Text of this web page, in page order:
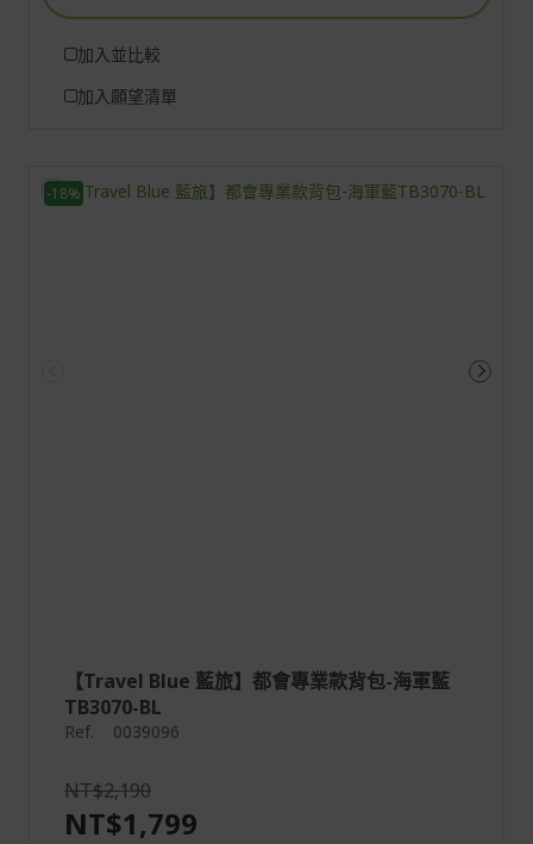
加入並比較
加入願望清單
-18%
【Travel Blue 藍旅】都會專業款背包-海軍藍
TB3070-BL
Ref. 0039096
NT$2,190
NT$1,799